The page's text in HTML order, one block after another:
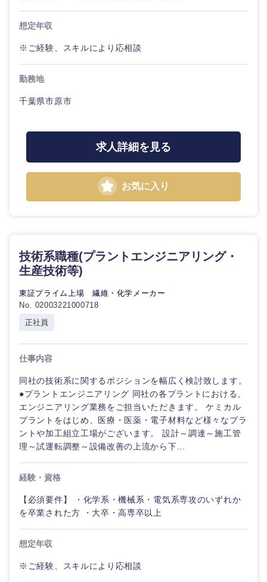
SCM
ィング
クリエイ
専門職
（IT）、
Webサー
作、ゲー
術
職
（モ
ノ
づ
く
り）
金融専門
職
メディカ
門職
営業
コンサルタント
金融専門職
メディカル
建設・施工管理
事務職
その他
素材・化学・金属
食品・化粧品・アパレル・消費財
メディカル・ヘルスケア・ライフサイエンス
建設・不動産
広告・宣伝・印刷
マスメディア
法律・特許事務所・監査法人
人材・アウトソーシング
サービス
関東地方
茨城県 栃木県
群馬県 埼玉県
千葉県
神奈川県
フリーワード
急募
スタートアップ企
業
フルリモート
上
完全週休2日制
想定年収
※ご経験、スキルにより応相談
勤務地
千葉県市原市
求人詳細を見る
お気に入り
技術系職種(プラントエンジニアリング・
生産技術等)
東証プライム上場 繊維・化学メーカー
No. 02003221000718
正社員
仕事内容
同社の技術系に関するポジションを幅広く検討致します。
●プラントエンジニアリング 同社の各プラントにおける、
エンジニアリング業務をご担当いただきます。 ケミカル
プラントをはじめ、医療・医薬・電子材料など様々なプラ
ントや加工組立工場がございます。 設計～調達～施工管
理～試運転調整～設備改善の上流から下...
経験・資格
【必須要件】 ・化学系・機械系・電気系専攻のいずれか
を卒業された方 ・大卒・高専卒以上
想定年収
※ご経験、スキルにより応相談